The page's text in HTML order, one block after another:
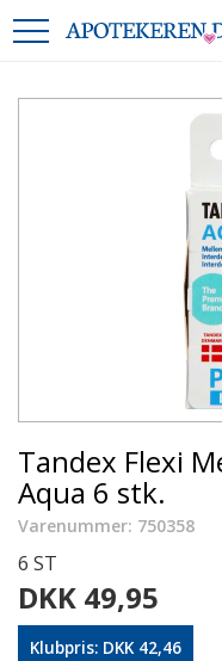
Tandex Flexi
Aqua 6 stk.
Varenummer: 750358
6 ST
DKK 49,95
Klubpris: DKK 42,46